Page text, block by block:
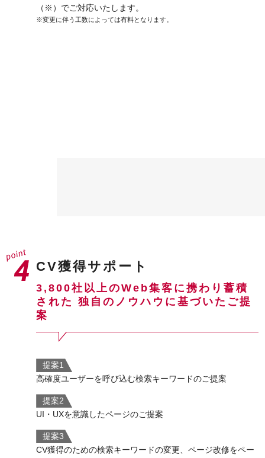
（※）でご対応いたします。
※変更に伴う工数によっては有料となります。
CV獲得サポート
3,800社以上のWeb集客に携わり蓄積
された 独自のノウハウに基づいたご提
案
提案1
高確度ユーザーを呼び込む検索キーワードのご提案
提案2
UI・UXを意識したページのご提案
提案3
CV獲得のための検索キーワードの変更、ページ改修をペー